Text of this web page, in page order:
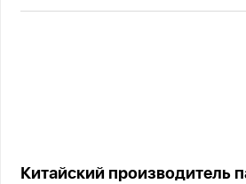
Китайский производитель